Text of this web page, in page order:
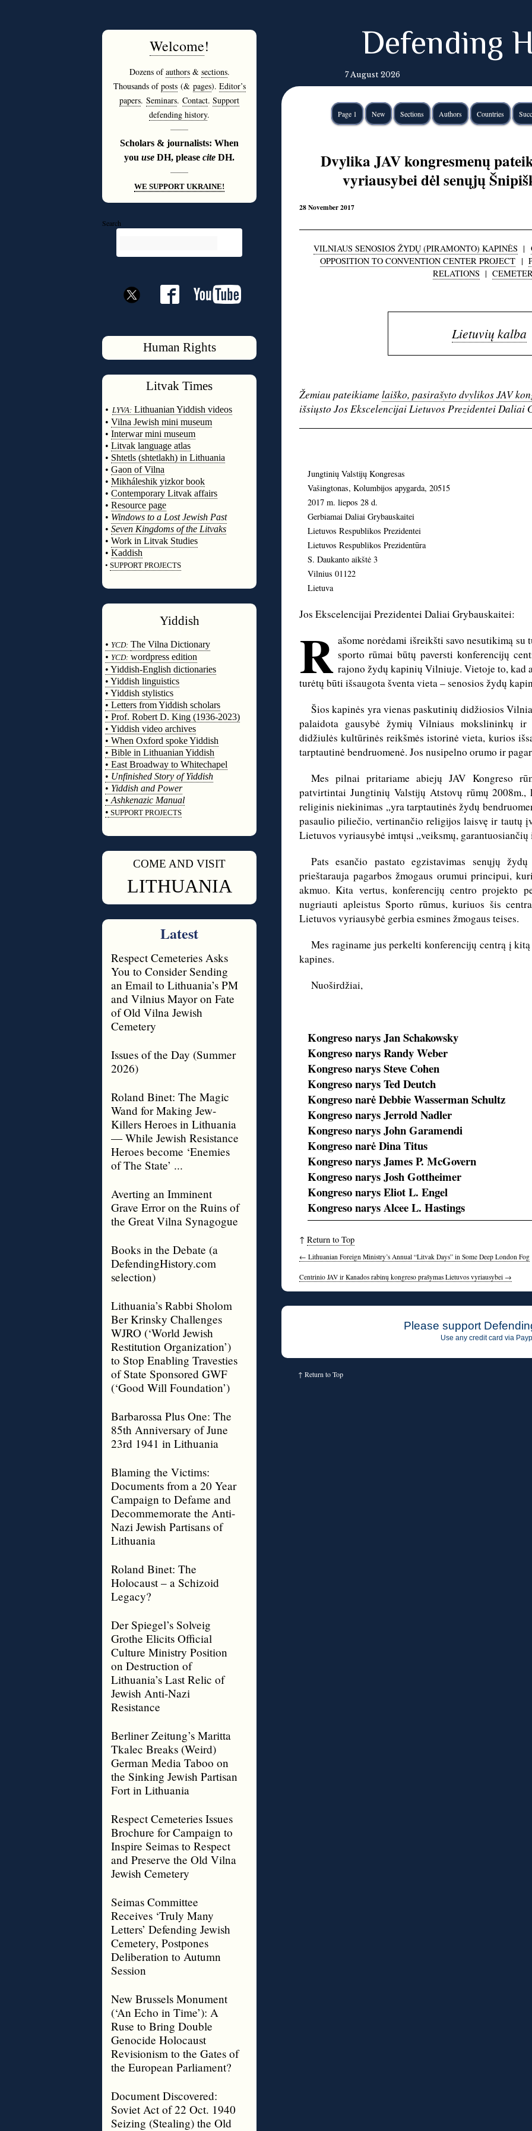
Welcome!
Dozens ofauthors& sections.
Thousands ofposts(& pages). Editor’s
papers. Seminars. Contact. Support
defending history.
———
Scholars & journalists: When
you use DH, please cite DH.
———
WE SUPPORT UKRAINE!
Search
Human Rights
Litvak Times
• LYVA: Lithuanian Yiddish videos
• Vilna Jewish mini museum
• Interwar mini museum
• Litvak language atlas
• Shtetls (shtetlakh) in Lithuania
• Gaon of Vilna
• Mikháleshik yizkor book
• Contemporary Litvak affairs
• Resource page
• Windows to a Lost Jewish Past
• Seven Kingdoms of the Litvaks
• Work in Litvak Studies
• Kaddish
• SUPPORT PROJECTS
Yiddish
• YCD: The Vilna Dictionary
• YCD: wordpress edition
• Yiddish-English dictionaries
• Yiddish linguistics
• Yiddish stylistics
• Letters from Yiddish scholars
• Prof. Robert D. King (1936-2023)
• Yiddish video archives
• When Oxford spoke Yiddish
• Bible in Lithuanian Yiddish
• East Broadway to Whitechapel
• Unfinished Story of Yiddish
• Yiddish and Power
• Ashkenazic Manual
• SUPPORT PROJECTS
COME AND VISIT
LITHUANIA
Latest
Respect Cemeteries Asks
You to Consider Sending
an Email to Lithuania’s PM
and Vilnius Mayor on Fate
of Old Vilna Jewish
Cemetery
Issues of the Day (Summer
2026)
Roland Binet: The Magic
Wand for Making Jew-
Killers Heroes in Lithuania
— While Jewish Resistance
Heroes become ‘Enemies
of The State’ ...
Averting an Imminent
Grave Error on the Ruins of
the Great Vilna Synagogue
Books in the Debate (a
DefendingHistory.com
selection)
Lithuania’s Rabbi Sholom
Ber Krinsky Challenges
WJRO (‘World Jewish
Restitution Organization’)
to Stop Enabling Travesties
of State Sponsored GWF
(‘Good Will Foundation’)
Barbarossa Plus One: The
85th Anniversary of June
23rd 1941 in Lithuania
Blaming the Victims:
Documents from a 20 Year
Campaign to Defame and
Decommemorate the Anti-
Nazi Jewish Partisans of
Lithuania
Roland Binet: The
Holocaust – a Schizoid
Legacy?
Der Spiegel’s Solveig
Grothe Elicits Official
Culture Ministry Position
on Destruction of
Lithuania’s Last Relic of
Jewish Anti-Nazi
Resistance
Berliner Zeitung’s Maritta
Tkalec Breaks (Weird)
German Media Taboo on
the Sinking Jewish Partisan
Fort in Lithuania
Respect Cemeteries Issues
Brochure for Campaign to
Inspire Seimas to Respect
and Preserve the Old Vilna
Jewish Cemetery
Seimas Committee
Receives ‘Truly Many
Letters’ Defending Jewish
Cemetery, Postpones
Deliberation to Autumn
Session
New Brussels Monument
(‘An Echo in Time’): A
Ruse to Bring Double
Genocide Holocaust
Revisionism to the Gates of
the European Parliament?
Document Discovered:
Soviet Act of 22 Oct. 1940
Seizing (Stealing) the Old
Defending
7 August 2026
Page 1 New Sections Authors Countries
Dvylika JAV kongresmenų
vyriausybei dėl senųjų
28 November 2017
VILNIAUS SENOSIOS ŽYDŲ (PIRAMONTO) KAPINĖS |
OPPOSITION TO CONVENTION CENTER PROJECT|
RELATIONS |
Lietuvių kalba
Žemiau pateikiame laiško, pasirašyto dvylikos JAV
išsiųsto Jos Ekscelencijai Lietuvos Prezidentei Daliai
Jungtinių Valstijų Kongresas
Vašingtonas, Kolumbijos apygarda, 20515
2017 m. liepos 28 d.
Gerbiamai Daliai Grybauskaitei
Lietuvos Respublikos Prezidentei
Lietuvos Respublikos Prezidentūra
S. Daukanto aikštė 3
Vilnius 01122
Lietuva
Jos Ekscelencijai Prezidentei Daliai Grybauskaitei:
R ašome norėdami išreikšti savo nesutikimą
sporto rūmai būtų paversti konferencijų
rajono žydų kapinių Vilniuje. Vietoje to, kad
turėtų būti išsaugota šventa vieta – senosios žydų
Šios kapinės yra vienas paskutinių didžiosios
palaidota gausybė žymių Vilniaus mokslininkų
didžiulės kultūrinės reikšmės istorinė vieta, kurios
tarptautinė bendruomenė. Jos nusipelno orumo ir
Mes pilnai pritariame abiejų JAV Kongreso
patvirtintai Jungtinių Valstijų Atstovų rūmų 2008m.,
religinis niekinimas „yra tarptautinės žydų
pasaulio piliečio, vertinančio religijos laisvę ir tautų
Lietuvos vyriausybė imtųsi „veiksmų,
Pats esančio pastato egzistavimas senųjų
prieštarauja pagarbos žmogaus orumui principui,
akmuo. Kita vertus, konferencijų centro projekto
nugriauti apleistus Sporto rūmus, kuriuos šis
Lietuvos vyriausybė gerbia esmines žmogaus teises.
Mes raginame jus perkelti konferencijų centrą į
kapines.
Nuoširdžiai,
Kongreso narys Jan Schakowsky
Kongreso narys Randy Weber
Kongreso narys Steve Cohen
Kongreso narys Ted Deutch
Kongreso narė Debbie Wasserman Schultz
Kongreso narys Jerrold Nadler
Kongreso narys John Garamendi
Kongreso narė Dina Titus
Kongreso narys James P. McGovern
Kongreso narys Josh Gottheimer
Kongreso narys Eliot L. Engel
Kongreso narys Alcee L. Hastings
↑ Return to Top
← Lithuanian Foreign Ministry’s Annual “Litvak Days” in Some Deep London Fog
Centrinio JAV ir Kanados rabinų kongreso prašymas Lietuvos vyriausybei →
Please support
Use any credit card via
↑ Return to Top